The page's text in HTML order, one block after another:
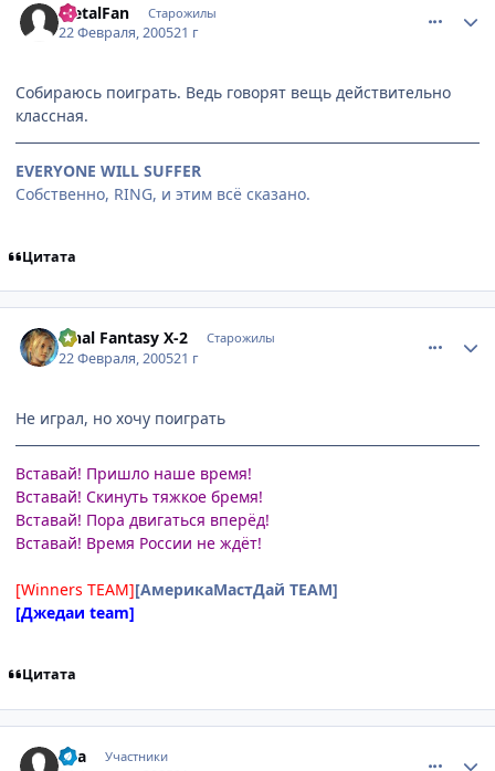
MetalFan Старожилы
22 Февраля, 200521 г
Собираюсь поиграть. Ведь говорят вещь действительно
классная.
EVERYONE WILL SUFFER
Собственно, RING, и этим всё сказано.
Цитата
Final Fantasy X-2 Старожилы
22 Февраля, 200521 г
Не играл, но хочу поиграть
Вставай! Пришло наше время!
Вставай! Скинуть тяжкое бремя!
Вставай! Пора двигаться вперёд!
Вставай! Время России не ждёт!
[Winners TEAM][АмерикаМастДай TEAM]
[Джедаи team]
Цитата
dva Участники